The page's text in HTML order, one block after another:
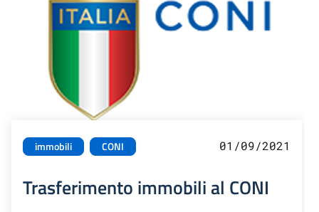
immobili CONI 01/09/2021
Trasferimento immobili al CONI